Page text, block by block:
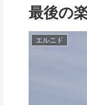
最後の
エルニド